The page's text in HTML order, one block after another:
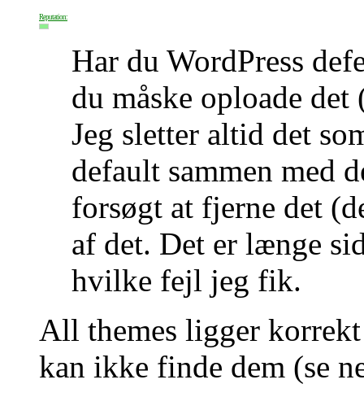
Reputation:
Har du WordPress
du måske oploade
Jeg sletter altid det
default sammen med
forsøgt at fjerne det
af det. Det er længe
hvilke fejl jeg fik.
All themes ligger
kan ikke finde dem (se